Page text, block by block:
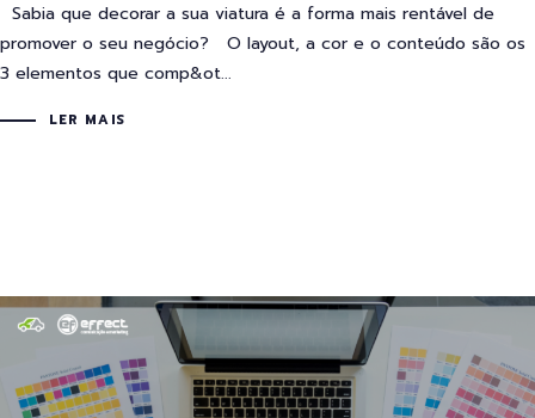
Sabia que decorar a sua viatura é a forma mais rentável de
promover o seu negócio? O layout, a cor e o conteúdo são os
3 elementos que comp&ot...
LER MAIS